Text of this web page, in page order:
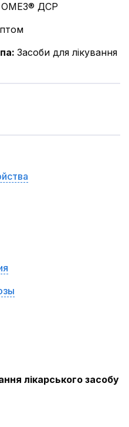
ОМЕЗ® ДСР
: Засоби для лікування
лікарського засобу